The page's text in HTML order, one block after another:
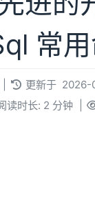
常
更新于 2026-
读时长: 2 分钟